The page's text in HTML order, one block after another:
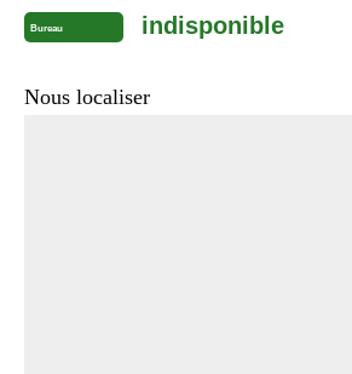
Bureau indisponible
Nous localiser